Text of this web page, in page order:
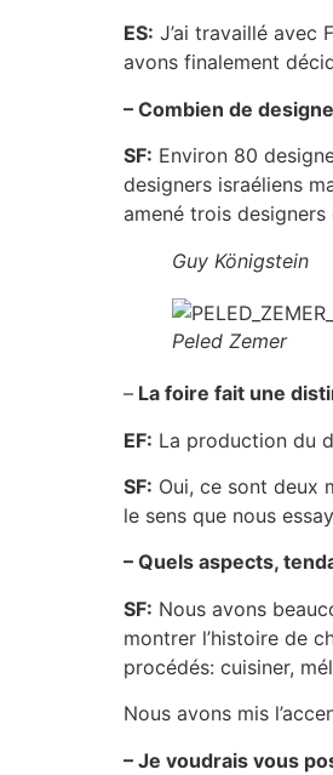
ES: J’ai travaillé avec
avons finalement
– Combien de
SF: Environ 80
designers israéliens
amené trois designers
Guy Königstein
Peled Zemer
– La foire fait une
EF: La production du
SF: Oui, ce sont deux
le sens que nous
– Quels aspects,
SF: Nous avons
montrer l’histoire de
procédés: cuisiner,
Nous avons mis
– Je voudrais vous